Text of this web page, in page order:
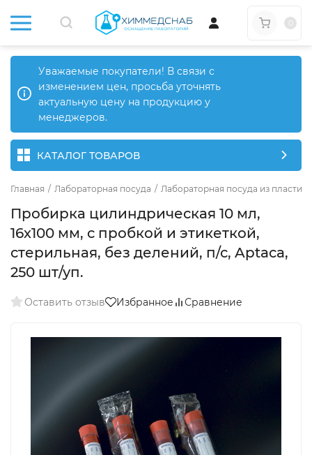
Уважаемые покупатели! В связи с
изменением цен, просьба уточнять
актуальную цену на продукцию у
менеджеров.
КАТАЛОГ ТОВАРОВ
Главная / Лабораторная посуда / Лабораторная посуда из пластика
Пробирка цилиндрическая 10 мл,
16х100 мм, с пробкой и этикеткой,
стерильная, без делений, п/с, Aptaca,
250 шт/уп.
Оставить отзыв Избранное Сравнение